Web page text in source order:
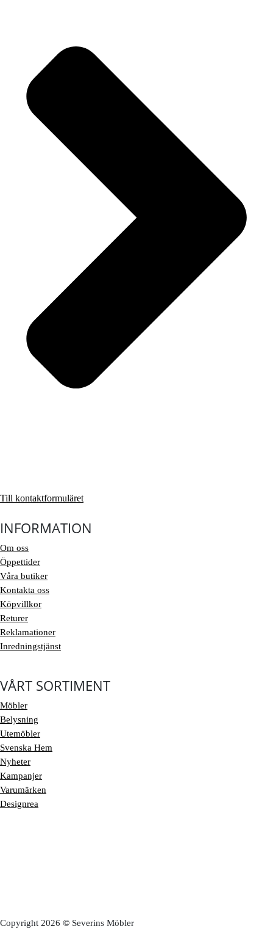
Till kontaktformuläret
INFORMATION
Om oss
Öppettider
Våra butiker
Kontakta oss
Köpvillkor
Returer
Reklamationer
Inredningstjänst
VÅRT SORTIMENT
Möbler
Belysning
Utemöbler
Svenska Hem
Nyheter
Kampanjer
Varumärken
Designrea
Copyright 2026 © Severins Möbler